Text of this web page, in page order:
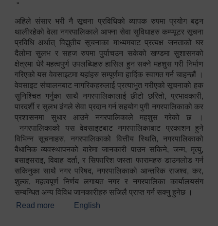
"
अहिले संसार भरी नै सूचना प्रविधिको व्यापक रुपमा प्रयोग बढ्न
थालीरहेको वेला नगरपालिकाले आफ्ना सेवा सुविधाहरु कम्प्यूटर सूचना
प्रविधि अर्थात् विद्युतीय सूचनाका माध्यमबाट प्रत्यक्ष जनताको घर
दैलोमा सुलभ र सहज रुपमा पुर्याचउन सकेको खण्डमा सुशासनको
क्षेत्रमा धेरै महत्वपुर्ण उपलब्धिहरु हासिल हुन सक्ने महशुस गरी निर्माण
गरिएको यस वेवसाइटमा यहांहरु सम्पूर्णमा हार्दिक स्वागत गर्न चाहन्छौं ।
वेवसाइट संचालनबाट नागरिकहरुलाई प्रत्याभुत गरीएको सूचनाको हक
सुनिश्चित गर्नुका साथै नगरपालिकालाई छीटो छरितो, प्रभावकारी,
पारदर्शी र सुलभ ढंगले सेवा प्रदान गर्न सहयोग पुगी नगरपालिकाको कर
प्रशासनमा सुधार आउने नगरपालिकाले महशुस गरेको छ ।
नगरपालिकाको यस वेवसाइटबाट नगरपालिकाबाट प्रकाशन हुने
विभिन्न सूचनाहरु, नगरपालिकाको वित्तीय स्थिति, नगरपालिकाको
बैधानिक व्यवस्थापनको बारेमा जानकारी पाउन सकिने, जन्म, मृत्यु,
बसाइसराइ, विवाह दर्ता, र सिफारिश जस्ता फारामहरु डाउनलोड गर्न
सकिनुका साथै नगर परिषद, नगरपालिकाको आन्तरिक राजश्व, कर,
शुल्क, महत्वपूर्ण निर्णय लगायत नगर र नगरपालिका कार्यालयसंग
सम्बन्धित अन्य विविध जानकारीहरु सजिलै प्राप्त गर्न सक्नु हुनेछ ।
Read more about स्वागतम!!!
English